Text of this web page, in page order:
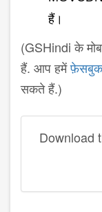
हैं।
(GSHindi के
हैं. आप हमेंफ़ेसबुक
सकते हैं.)
Download